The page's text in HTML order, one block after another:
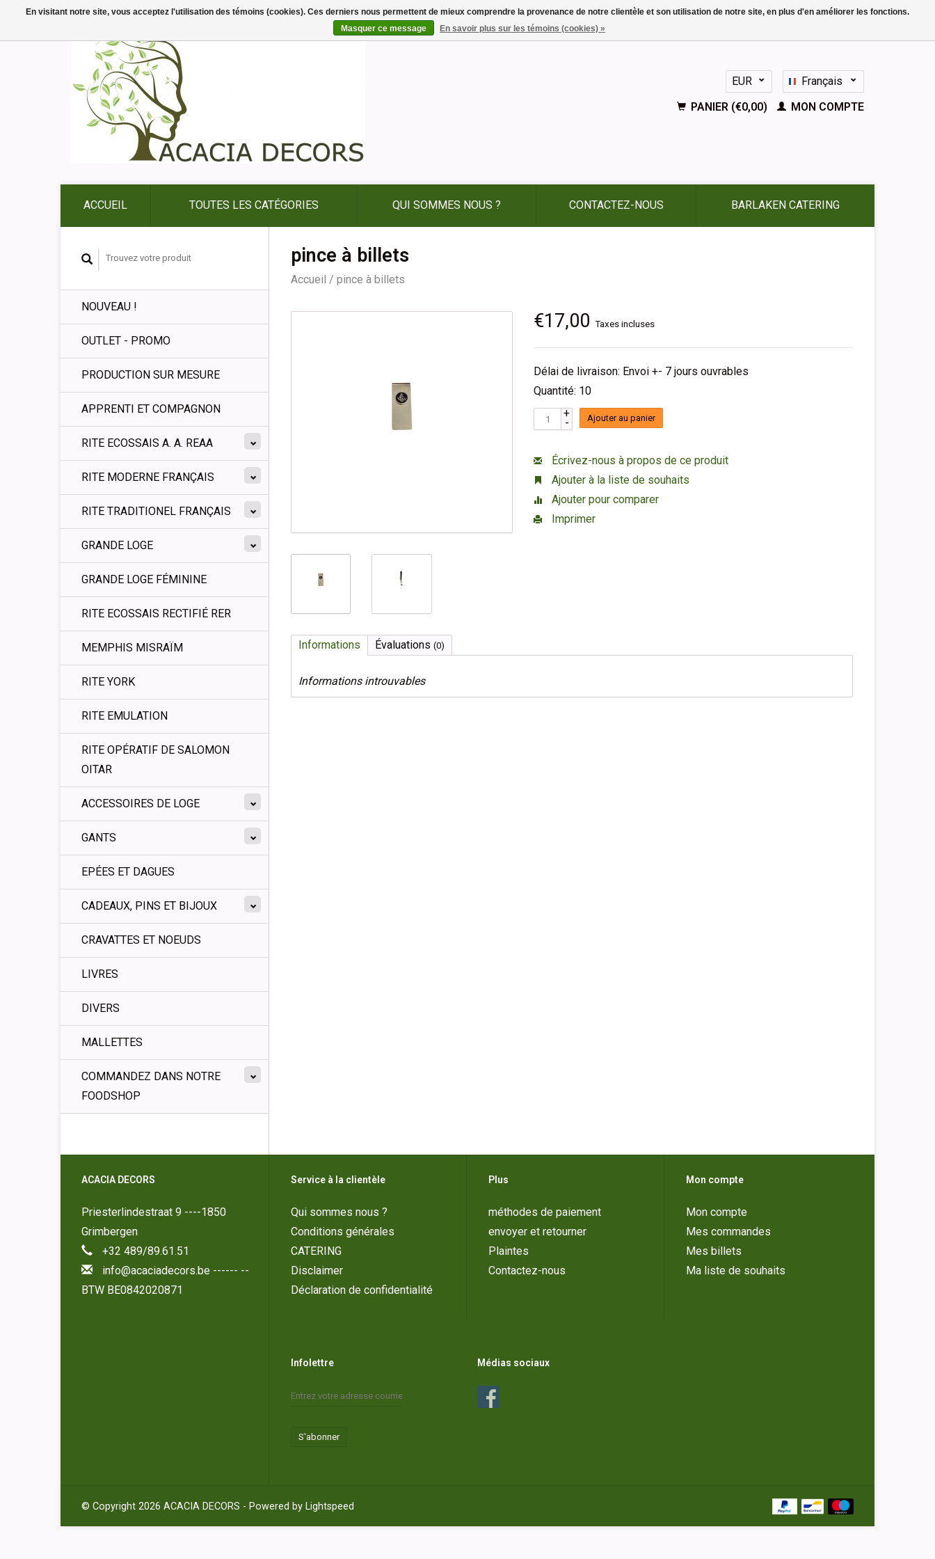
EUR
GBP
Français
Nederlands
Deutsch
PANIER (€0,00) MON COMPTE
ACCUEIL TOUTES LES CATÉGORIES QUI SOMMES NOUS ? CONTACTEZ-NOUS BARLAKEN CATERING
NOUVEAU !
OUTLET - PROMO
PRODUCTION SUR MESURE
APPRENTI ET COMPAGNON
RITE ECOSSAIS A. A. REAA
RITE MODERNE FRANÇAIS
RITE TRADITIONEL FRANÇAIS
GRANDE LOGE
GRANDE LOGE FÉMININE
RITE ECOSSAIS RECTIFIÉ RER
MEMPHIS MISRAÏM
RITE YORK
RITE EMULATION
RITE OPÉRATIF DE SALOMON
OITAR
ACCESSOIRES DE LOGE
GANTS
EPÉES ET DAGUES
CADEAUX, PINS ET BIJOUX
CRAVATTES ET NOEUDS
LIVRES
DIVERS
MALLETTES
COMMANDEZ DANS NOTRE
FOODSHOP
pince à billets
Accueil / pince à billets
€17,00Taxes incluses
Délai de livraison: Envoi +- 7 jours ouvrables
Quantité: 10
+
- Ajouter au panier
Écrivez-nous à propos de ce produit
Ajouter à la liste de souhaits
Ajouter pour comparer
Imprimer
Informations Évaluations (0)
Informations introuvables
ACACIA DECORS
Priesterlindestraat 9 ----1850
Grimbergen
+32 489/89.61.51
info@acaciadecors.be ------ --
BTW BE0842020871
Service à la clientèle
Qui sommes nous ?
Conditions générales
CATERING
Disclaimer
Déclaration de confidentialité
Plus
méthodes de paiement
envoyer et retourner
Plaintes
Contactez-nous
Mon compte
Mon compte
Mes commandes
Mes billets
Ma liste de souhaits
Infolettre
S'abonner
Médias sociaux
© Copyright 2026 ACACIA DECORS - Powered by Lightspeed
En visitant notre site, vous acceptez l'utilisation des témoins (cookies). Ces derniers nous permettent de mieux comprendre la provenance de notre clientèle et son utilisation de notre site, en plus d'en améliorer les fonctions.
Masquer ce message
En savoir plus sur les témoins (cookies) »